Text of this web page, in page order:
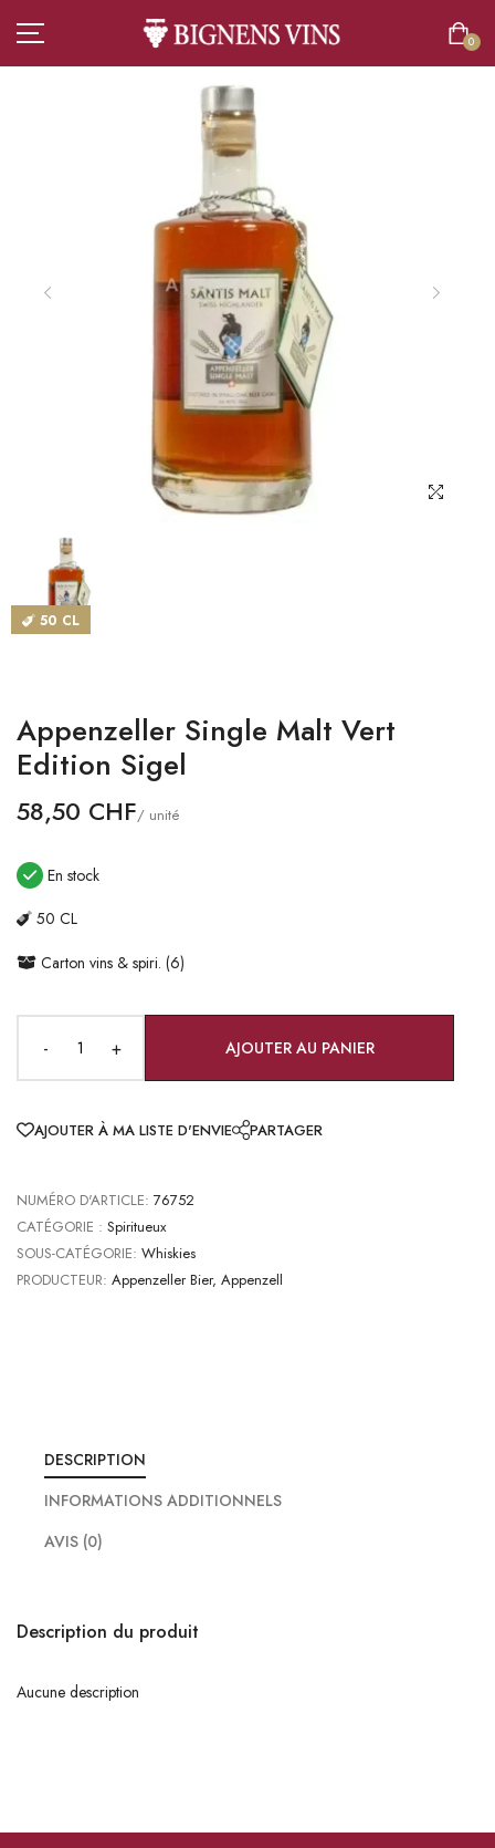
0
TOUT L’ASSORTIMENT
VINS
BOISSONS SANS ALCOOL
CATALOGUES
MAGASINS
CONTACT
Langue
50 CL
Appenzeller Single Malt Vert
Edition Sigel
58,50 CHF/ unité
En stock
50 CL
Carton vins & spiri. (6)
- + AJOUTER AU PANIER
AJOUTER À MA LISTE D'ENVIE PARTAGER
NUMÉRO D'ARTICLE: 76752
CATÉGORIE : Spiritueux
SOUS-CATÉGORIE: Whiskies
PRODUCTEUR: Appenzeller Bier, Appenzell
DESCRIPTION
INFORMATIONS ADDITIONNELS
AVIS (0)
Description du produit
Aucune description